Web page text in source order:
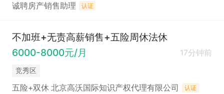
诚聘房产销售助理 认证
不加班+无责高薪销售+五险周休法休
6000-8000元/月
17分钟前
竞秀区
五险+双休 北京高沃国际知识产权代理有限公司 认证